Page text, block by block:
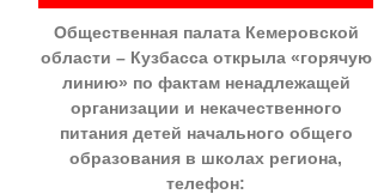
Общественная палата Кемеровской
области – Кузбасса открыла «горячую
линию» по фактам ненадлежащей
организации и некачественного
питания детей начального общего
образования в школах региона,
телефон: